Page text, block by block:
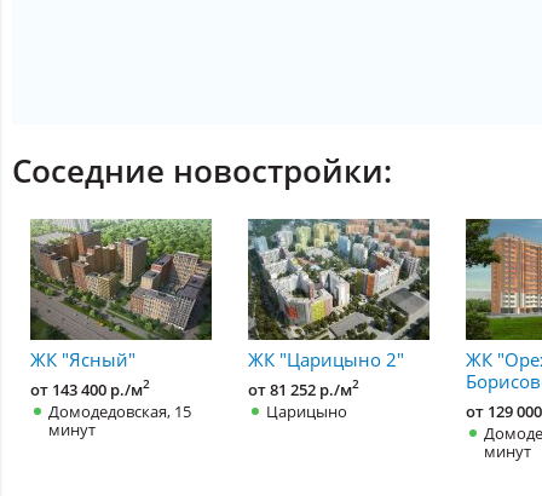
Соседние новостройки:
ЖК "Ясный"
от 143 400 р./м2
Домодедовская, 15
минут
ЖК "Царицыно 2"
от 81 252 р./м2
Царицыно
ЖК
от 129
минут